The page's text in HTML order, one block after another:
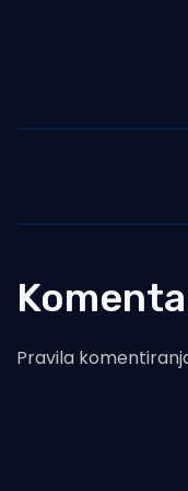
Pravila